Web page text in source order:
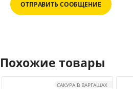
ОТПРАВИТЬ СООБЩЕНИЕ
Похожие товары
САКУРА В ВАРГАШАХ